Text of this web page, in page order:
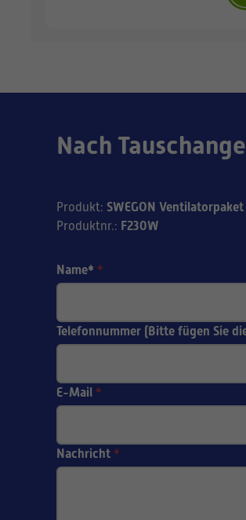
Nach
Produkt: SWEGON
Produktnr.: F230W
Name* *
Telefonnummer (Bitte fügen Sie
E-Mail *
Nachricht *